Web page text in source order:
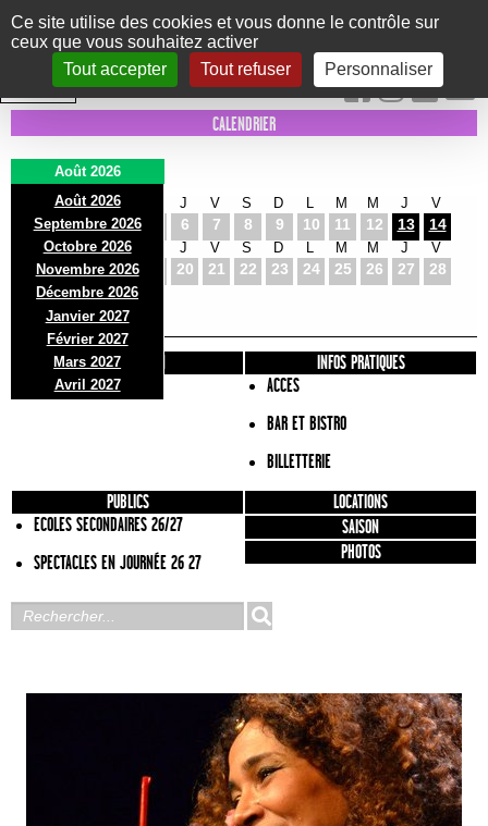
Panneau de gestion des cookies
Ce site utilise des cookies et vous donne le contrôle sur
ceux que vous souhaitez activer
Tout accepter
Tout refuser Personnaliser
Le Marni
CONCERTS DANSE/CIRQUE THÉÂTRE KIDS EXPOS EVENTS
INTRA MUROS
CALENDRIER
Août 2026
Août 2026
Septembre 2026
Octobre 2026
Novembre 2026
Décembre 2026
Janvier 2027
Février 2027
Mars 2027
Avril 2027
D
2
L
3
M
4
J
6
V
7
S
8
D
9 10
M
11
M
12
J
13
V
14
D
16
L
17
M
18
J
20
V
21
S
22
D
23 24
M
25
M
26
J
27
V
28
D
30
L
31
PRÉSENTATION
INFOS PRATIQUES
ACCES
BAR ET BISTRO
BILLETTERIE
PUBLICS
ECOLES SECONDAIRES 26/27
SPECTACLES EN JOURNÉE 26 27
LOCATIONS
SAISON
PHOTOS